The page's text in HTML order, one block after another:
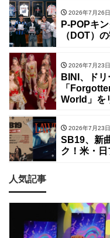
2026年7月26日
P-POPキ
（DOT）
2026年7月23日
BINI、ド
「
World」を
2026年7月23日
SB19、新
ク！米・
人気記事